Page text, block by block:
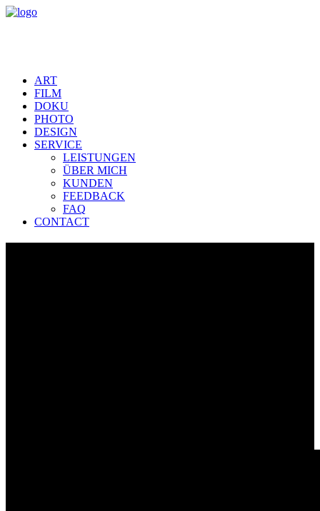
ART
FILM
DOKU
PHOTO
DESIGN
SERVICE
LEISTUNGEN
ÜBER MICH
KUNDEN
FEEDBACK
FAQ
CONTACT